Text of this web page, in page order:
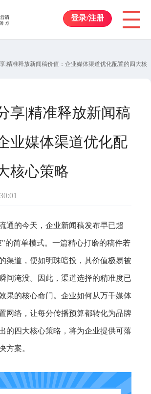
登录/注册
|精准释放新闻稿价值：企业媒体渠道优化配置的四大核
享|精准释放新闻稿
业媒体渠道优化配
核心策略
通的今天，企业新闻稿发布早已超
的简单模式。一篇精心打磨的稿件若
渠道，便如明珠暗投，其价值极易被
间淹没。因此，渠道选择的精准度已
果的核心命门。企业如何从万千媒体
网络，让每分传播预算都转化为品牌
的四大核心策略，将为企业提供可落
方案。